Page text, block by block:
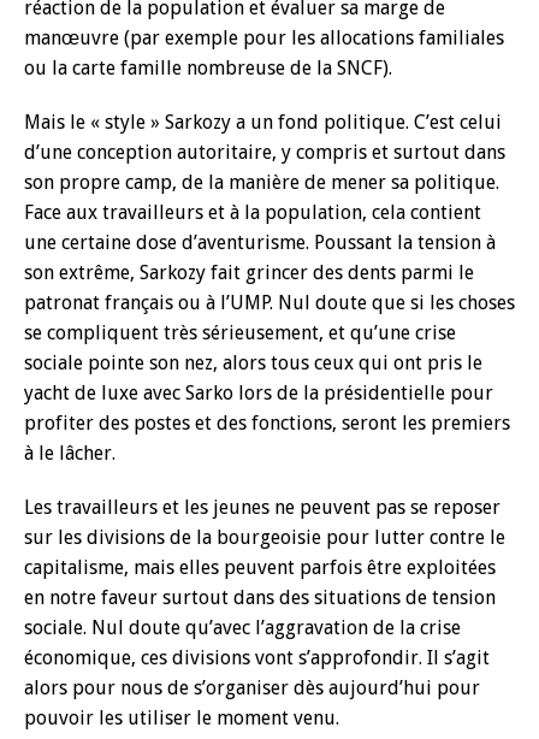
réaction de la population et évaluer sa marge de
manœuvre (par exemple pour les allocations familiales
ou la carte famille nombreuse de la SNCF).
Mais le « style » Sarkozy a un fond politique. C’est celui
d’une conception autoritaire, y compris et surtout dans
son propre camp, de la manière de mener sa politique.
Face aux travailleurs et à la population, cela contient
une certaine dose d’aventurisme. Poussant la tension à
son extrême, Sarkozy fait grincer des dents parmi le
patronat français ou à l’UMP. Nul doute que si les choses
se compliquent très sérieusement, et qu’une crise
sociale pointe son nez, alors tous ceux qui ont pris le
yacht de luxe avec Sarko lors de la présidentielle pour
profiter des postes et des fonctions, seront les premiers
à le lâcher.
Les travailleurs et les jeunes ne peuvent pas se reposer
sur les divisions de la bourgeoisie pour lutter contre le
capitalisme, mais elles peuvent parfois être exploitées
en notre faveur surtout dans des situations de tension
sociale. Nul doute qu’avec l’aggravation de la crise
économique, ces divisions vont s’approfondir. Il s’agit
alors pour nous de s’organiser dès aujourd’hui pour
pouvoir les utiliser le moment venu.